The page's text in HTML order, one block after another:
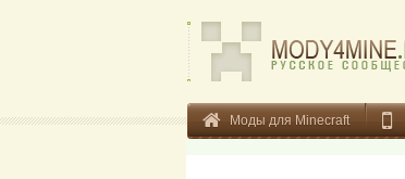
Моды для Minecraft